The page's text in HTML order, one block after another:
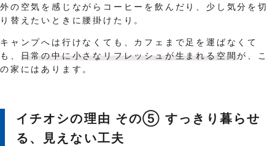
外の空気を感じながらコーヒーを飲んだり、少し気分を切
り替えたいときに腰掛けたり。
キャンプへは行けなくても、カフェまで足を運ばなくて
も、 日常の中に小さなリフレッシュが生まれる空間が、こ
の家にはあります。
イチオシの理由 その⑤ すっきり暮らせ
る、見えない工夫